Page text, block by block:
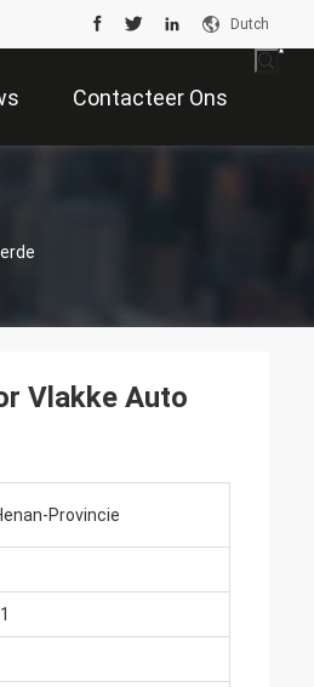
Dutch
Contacteer Ons
Vlakke Auto
Provincie